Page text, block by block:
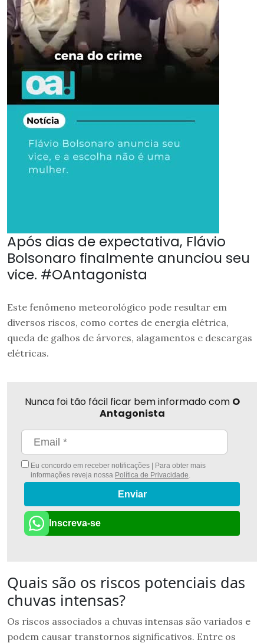
Após dias de expectativa, Flávio
Bolsonaro finalmente anunciou seu
vice. #OAntagonista
Este fenômeno meteorológico pode resultar em
diversos riscos, como cortes de energia elétrica,
queda de galhos de árvores, alagamentos e descargas
elétricas.
Nunca foi tão fácil ficar bem informado com O
Antagonista
Eu concordo em receber notificações | Para obter mais
informações reveja nossa Política de Privacidade.
Enviar
Inscreva-se
Quais são os riscos potenciais das
chuvas intensas?
Os riscos associados a chuvas intensas são variados e
podem causar transtornos significativos. Entre os